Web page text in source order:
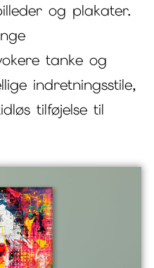
og plakater.
tanke og
indretningsstile,
tilføjelse til